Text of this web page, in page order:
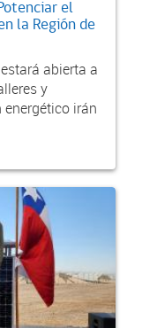
el
la Región de
abierta a
y
irán